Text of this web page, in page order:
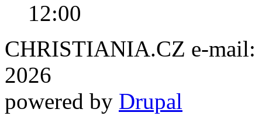
12:00
CHRISTIANIA.CZ e-mail:
2026
powered by Drupal